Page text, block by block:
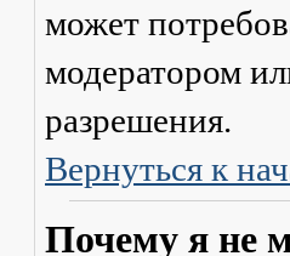
может
модератором
разрешения.
Вернуться к
Почему я не